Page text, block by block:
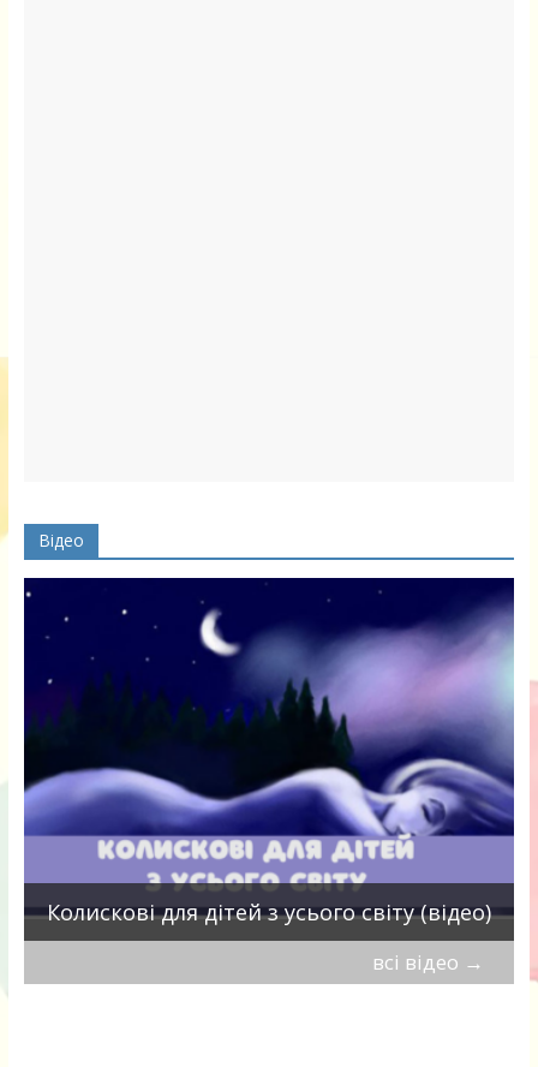
Відео
Колискові для дітей з усього світу (відео)
всі відео →